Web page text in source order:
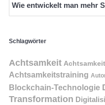
Wie entwickelt man mehr
Schlagwörter
Achtsamkeit
Achtsamkeitstraining
Blockchain-Technologie
Transformation